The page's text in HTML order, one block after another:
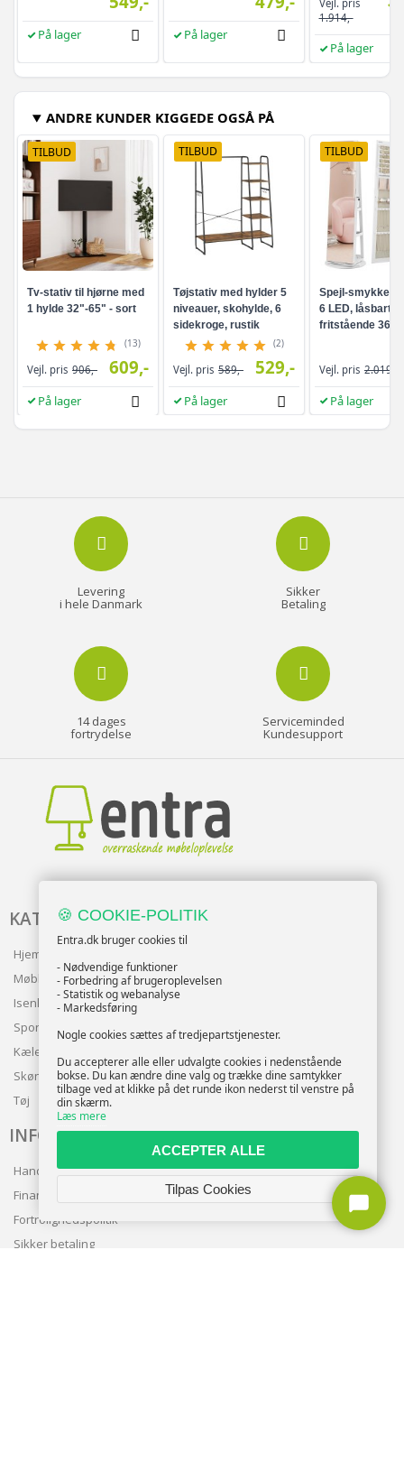
På lager På lager
Vejl. pris
1.914,-
På lager
ANDRE KUNDER KIGGEDE OGSÅ PÅ
TILBUD
Tv-stativ til hjørne med
1 hylde 32"-65" - sort
(13)
Vejl. pris 906,- 609,-
På lager
TILBUD
Tøjstativ med hylder 5
niveauer, skohylde, 6
sidekroge, rustik
brun/sort
(2)
Vejl. pris 589,- 529,-
På lager
TILBUD
Spejl-
6 LED, låsbart -
fritstående 360°
helkropsspejl, 3
hvid/greige
Vejl. pris 2.019,-
På lager
Levering
i hele Danmark
Sikker
Betaling
14 dages
fortrydelse
Serviceminded
Kundesupport
KATALOG
Hjem & Have
Møbler
Isenkram
Sport
Kæledyr
Skønhed
Tøj
INFO
Handelsbetingelser
Finansering
Fortrolighedspolitik
Sikker betaling
🍪 COOKIE-POLITIK
Entra.dk bruger cookies til
- Nødvendige funktioner
- Forbedring af brugeroplevelsen
- Statistik og webanalyse
- Markedsføring
Nogle cookies sættes af tredjepartstjenester.
Du accepterer alle eller udvalgte cookies i nedenstående
bokse. Du kan ændre dine valg og trække dine samtykker
tilbage ved at klikke på det runde ikon nederst til venstre på
din skærm.
Læs mere
ACCEPTER ALLE
Tilpas Cookies